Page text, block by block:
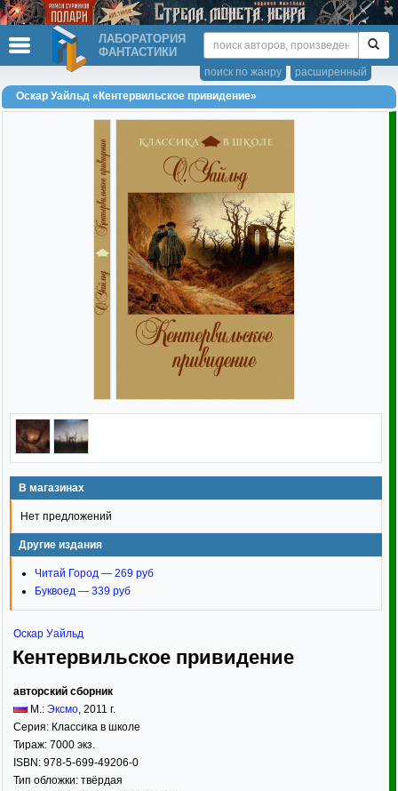
ЛАБОРАТОРИЯ
ФАНТАСТИКИ
расширенный
поиск по жанру
Оскар Уайльд «Кентервильское привидение»
В магазинах
Нет предложений
Другие издания
Читай Город — 269 руб
Буквоед — 339 руб
Оскар Уайльд
Кентервильское привидение
авторский сборник
М.: Эксмо, 2011 г.
Серия: Классика в школе
Тираж: 7000 экз.
ISBN: 978-5-699-49206-0
Тип обложки: твёрдая